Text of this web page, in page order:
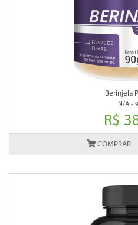
Berinjela
N/A -
R$
COMPRAR